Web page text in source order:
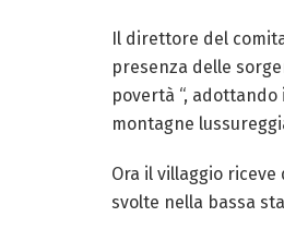
Il direttore del
presenza delle
povertà “,
montagne
Ora il villaggio
svolte nella bassa